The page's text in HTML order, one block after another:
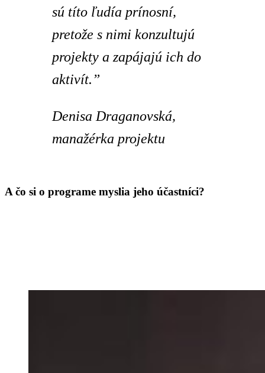
sú títo ľudía prínosní,
pretože s nimi konzultujú
projekty a zapájajú ich do
aktivít.”
Denisa Draganovská,
manažérka projektu
A čo si o programe myslia jeho účastníci?